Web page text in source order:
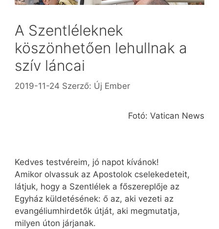
A Szentléleknek
köszönhetően lehullnak a
szív láncai
2019-11-24 Szerző: Új Ember
Fotó: Vatican News
Kedves testvéreim, jó napot kívánok!
Amikor olvassuk az Apostolok cselekedeteit,
látjuk, hogy a Szentlélek a főszereplője az
Egyház küldetésének: ő az, aki vezeti az
evangéliumhirdetők útját, aki megmutatja,
milyen úton járjanak.